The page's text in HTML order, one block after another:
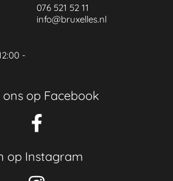
-
076 521 52 11
info@bruxelles.nl
op Facebook
op Instagram